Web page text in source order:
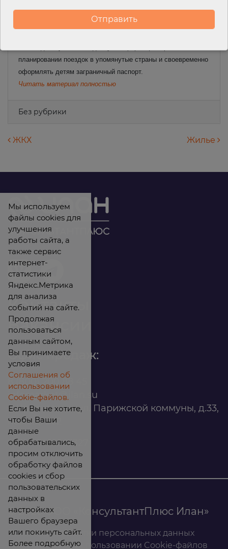
(возвращение) в РФ взамен свидетельства о рождении, в
случае если оно утрачено, пришло в негодность или ребенок
планировании поездок в упомянутые страны и своевременно
оформлять детям заграничный паспорт.
Читать материал полностью
Без рубрики
Навигация по записям
ЖКХ Жилье
Контакты
Вакансии
Офис продаж:
infomarket@ilan.su
г. Красноярск, ул. Парижской коммуны, д.33,
помещ. 302
ИНН: 2465263327
© 2026 ООО «КонсультантПлюс Илан»
Политика обработки персональных данных
Соглашение об использовании Cookie-файлов
Мы используем
файлы cookies для
улучшения
работы сайта, а
также сервис
интернет-
статистики
Яндекс.Метрика
для анализа
событий на сайте.
Продолжая
пользоваться
данным сайтом,
Вы принимаете
условия
Соглашения об
использовании
Cookie-файлов.
Если Вы не хотите,
чтобы Ваши
данные
обрабатывались,
просим отключить
обработку файлов
cookies и сбор
пользовательских
данных в
настройках
Вашего браузера
или покинуть сайт.
Более подробную